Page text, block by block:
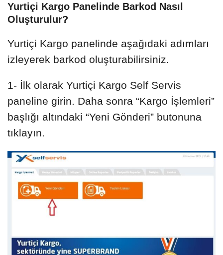
Yurtiçi Kargo Panelinde Barkod Nasıl
Oluşturulur?
Yurtiçi Kargo panelinde aşağıdaki adımları
izleyerek barkod oluşturabilirsiniz.
1- İlk olarak Yurtiçi Kargo Self Servis
paneline girin. Daha sonra “Kargo İşlemleri”
başlığı altındaki “Yeni Gönderi” butonuna
tıklayın.